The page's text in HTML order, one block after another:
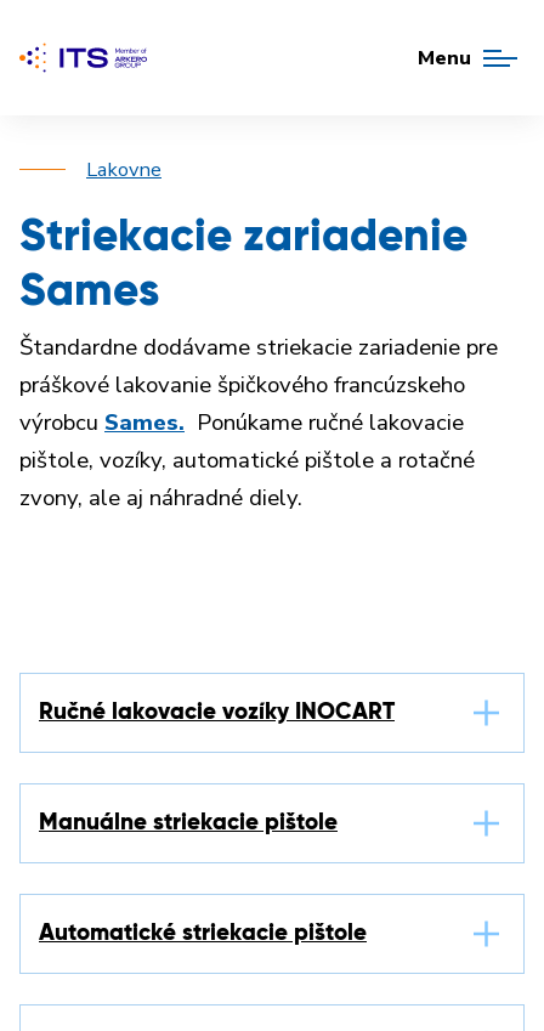
Menu
Lakovne
Striekacie zariadenie
Sames
Štandardne dodávame striekacie zariadenie pre
práškové lakovanie špičkového francúzskeho
výrobcu Sames. Ponúkame ručné lakovacie
pištole, vozíky, automatické pištole a rotačné
zvony, ale aj náhradné diely.
Ručné lakovacie vozíky INOCART
Manuálne striekacie pištole
Automatické striekacie pištole